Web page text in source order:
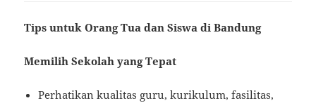
Tips untuk Orang Tua dan Siswa di Bandung
Memilih Sekolah yang Tepat
Perhatikan kualitas guru, kurikulum, fasilitas,